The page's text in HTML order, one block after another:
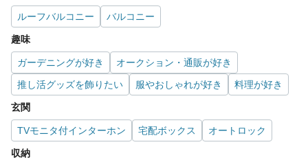
ルーフバルコニー バルコニー
趣味
ガーデニングが好き
オークション・通販が好き
推し活グッズを飾りたい
服やおしゃれが好き 料理が好き
玄関
TVモニタ付インターホン 宅配ボックス オートロック
収納